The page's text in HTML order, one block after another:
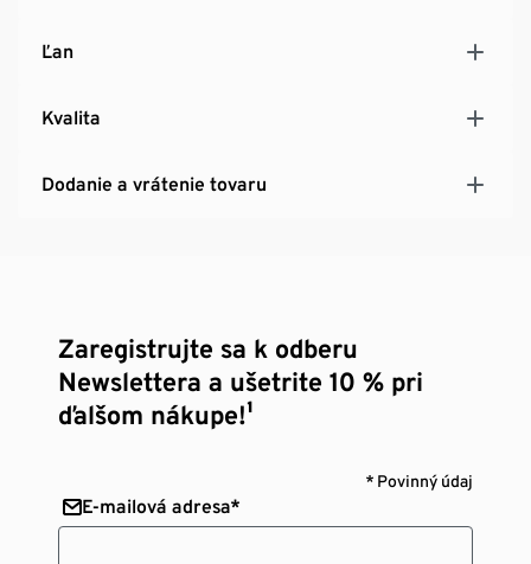
Ľan
Kvalita
Dodanie a vrátenie tovaru
Zaregistrujte sa k odberu
Newslettera a ušetrite 10 % pri
ďalšom nákupe!¹
* Povinný údaj
E-mailová adresa*